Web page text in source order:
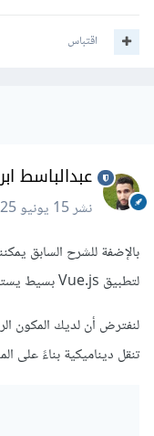
اقتباس
عبدالباسط
نشر15 يونيو 2025
بالإضفة للشرح السابق
لتطبيق Vue.js بسيط يستخدم Vue Router.
تنقل ديناميكية بناءً على